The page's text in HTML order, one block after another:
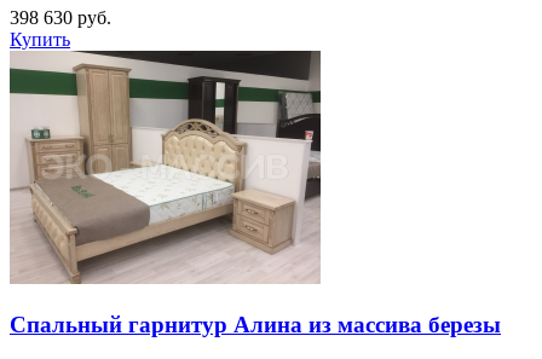
398 630 руб.
Купить
Спальный гарнитур Алина из массива березы